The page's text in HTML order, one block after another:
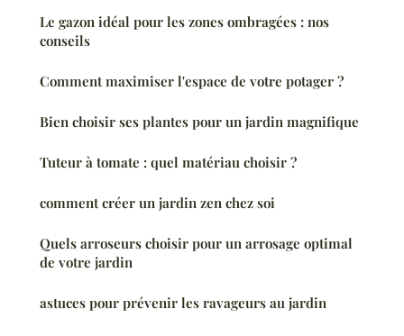
Le gazon idéal pour les zones ombragées : nos
conseils
Comment maximiser l'espace de votre potager ?
Bien choisir ses plantes pour un jardin magnifique
Tuteur à tomate : quel matériau choisir ?
comment créer un jardin zen chez soi
Quels arroseurs choisir pour un arrosage optimal
de votre jardin
astuces pour prévenir les ravageurs au jardin